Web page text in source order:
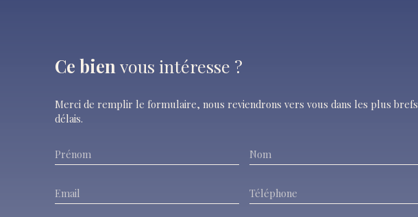
Ce bien vous intéresse ?
Merci de remplir le formulaire, nous reviendrons vers vous dans les plus brefs
délais.
Prénom Nom
Email Téléphone